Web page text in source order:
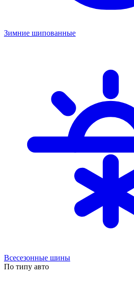
Зимние шипованные
Всесезонные шины
По типу авто